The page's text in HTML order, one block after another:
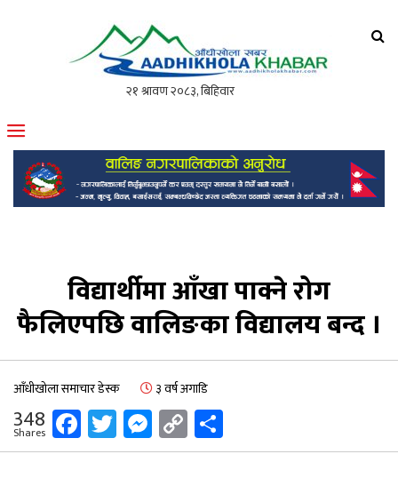
मोफसलकै लोकप्रिय अनलाइन पत्रिका
विद्यार्थीमा आँखा पाक्ने रोग
फैलिएपछि वालिङका विद्यालय बन्द ।
आँधीखोला समाचार डेस्क ३ वर्ष अगाडि
348
Shares Facebook
Twitter
Messenger
Copy
Link